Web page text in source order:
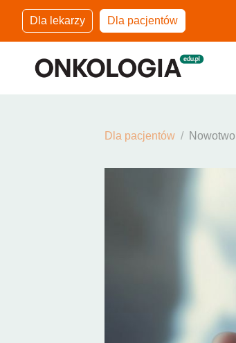
Dla lekarzy Dla pacjentów
Dla pacjentów